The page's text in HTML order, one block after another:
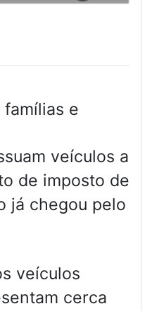
famílias e
veículos a
de imposto de
já chegou pelo
veículos
cerca